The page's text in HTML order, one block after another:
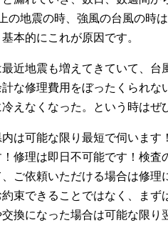
の地震の時、強風の台風の時
本的にこれが原因です。
近地震も増えてきていて、
計な修理費用をぼったくられ
冷えなくなった。という時はぜ
は可能な限り最短で伺いま
！修理は即日不可能です！検
ご依頼いただける場合は修
約束できることではなく、ま
換になった場合は可能な限り